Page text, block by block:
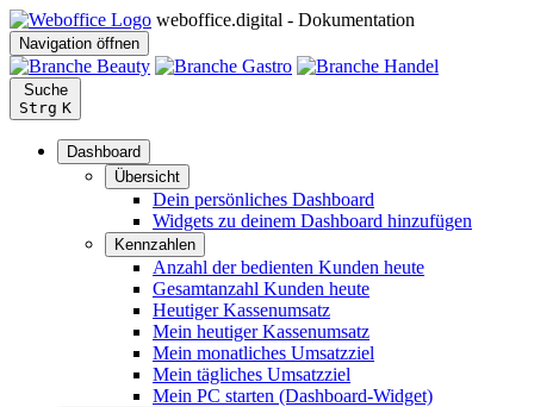
weboffice.digital - Dokumentation
Navigation öffnen
Suche
Strg K
Dashboard
Übersicht
Dein persönliches Dashboard
Widgets zu deinem Dashboard hinzufügen
Kennzahlen
Anzahl der bedienten Kunden heute
Gesamtanzahl Kunden heute
Heutiger Kassenumsatz
Mein heutiger Kassenumsatz
Mein monatliches Umsatzziel
Mein tägliches Umsatzziel
Mein PC starten (Dashboard-Widget)